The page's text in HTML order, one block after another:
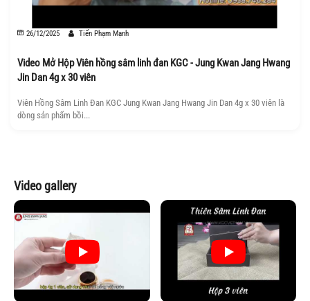
26/12/2025 Tiến Phạm Mạnh
Video Mở Hộp Viên hồng sâm linh đan KGC - Jung Kwan Jang Hwang
Jin Dan 4g x 30 viên
Viên Hồng Sâm Linh Đan KGC Jung Kwan Jang Hwang Jin Dan 4g x 30 viên là
dòng sản phẩm bồi...
Video gallery